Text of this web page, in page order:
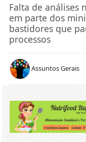
Falta de análises
em parte dos
bastidores que
processos
Assuntos Gerais